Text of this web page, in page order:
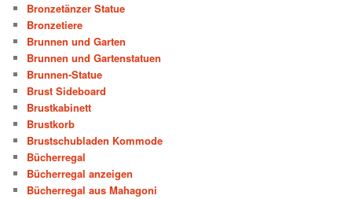
Bronzetänzer Statue
Bronzetiere
Brunnen und Garten
Brunnen und Gartenstatuen
Brunnen-Statue
Brust Sideboard
Brustkabinett
Brustkorb
Brustschubladen Kommode
Bücherregal
Bücherregal anzeigen
Bücherregal aus Mahagoni